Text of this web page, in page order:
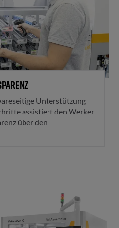
Unterstützung
assistiert den Werker
über den